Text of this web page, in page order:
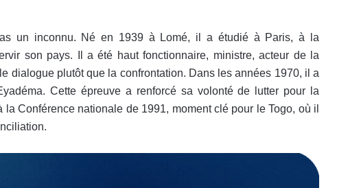
un inconnu. Né en 1939 à Lomé, il a étudié à Paris, à la
son pays. Il a été haut fonctionnaire, ministre, acteur de la
dialogue plutôt que la confrontation. Dans les années 1970, il a
Cette épreuve a renforcé sa volonté de lutter pour la
Conférence nationale de 1991, moment clé pour le Togo, où il